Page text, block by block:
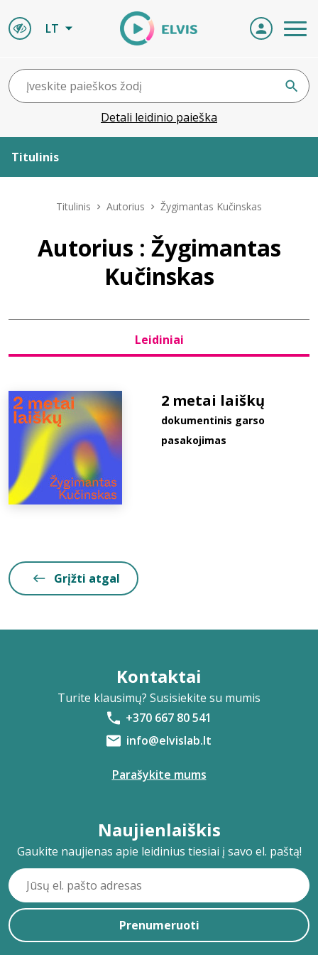
LT
Detali leidinio paieška
Titulinis
Leidiniai
Naujienos
Bibliotekoms
D.U.K.
+370 667 80 541
Titulinis Autorius Žygimantas Kučinskas
Autorius : Žygimantas
Kučinskas
Leidiniai
2 metai laiškų
dokumentinis garso
pasakojimas
Grįžti atgal
Kontaktai
Turite klausimų? Susisiekite su mumis
+370 667 80 541
info@elvislab.lt
Parašykite mums
Naujienlaiškis
Gaukite naujienas apie leidinius tiesiai į savo el. paštą!
Prenumeruoti